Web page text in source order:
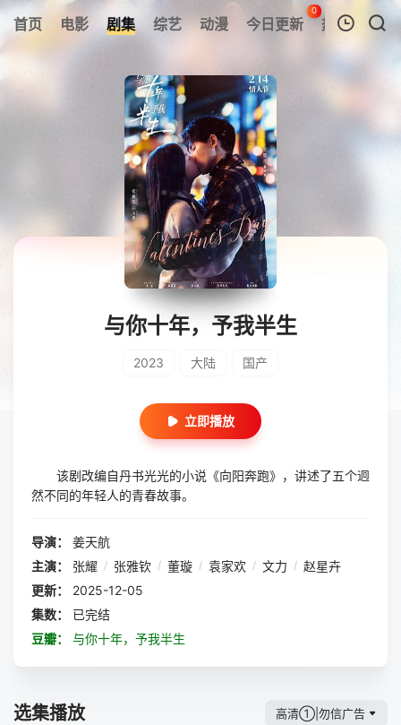
首页 电影 剧集 综艺 动漫 今日更新
0
热榜 APP
暂无观看影片的记录
与你十年，予我半生
2023 大陆 国产
立即播放
该剧改编自丹书光光的小说《向阳奔跑》，讲述了五个迥
然不同的年轻人的青春故事。
导演：
姜天航
主演：
张耀 / 张雅钦 / 董璇 / 袁家欢 / 文力 / 赵星卉
更新：
2025-12-05
集数：
已完结
豆瓣：
与你十年，予我半生
选集播放 高清①|勿信广告